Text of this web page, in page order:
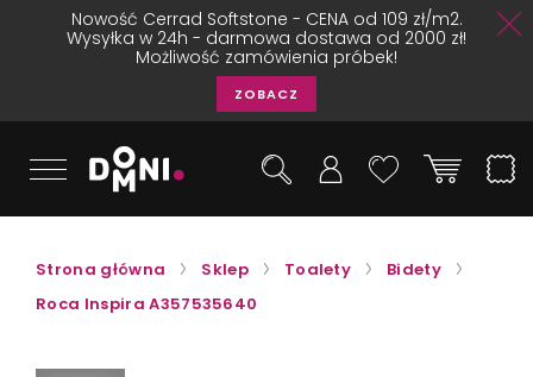
Nowość Cerrad Softstone - CENA od 109 zł/m2.
Wysyłka w 24h - darmowa dostawa od 2000 zł!
Możliwość zamówienia próbek!
ZOBACZ
Strona główna Sklep Toalety
Bidety
Roca Inspira A357535640